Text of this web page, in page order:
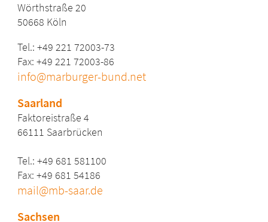
Wörthstraße 20
50668 Köln
Tel.: +49 221 72003-73
Fax: +49 221 72003-86
info@marburger-bund.net
Saarland
Faktoreistraße 4
66111 Saarbrücken
Tel.: +49 681 581100
Fax: +49 681 54186
mail@mb-saar.de
Sachsen